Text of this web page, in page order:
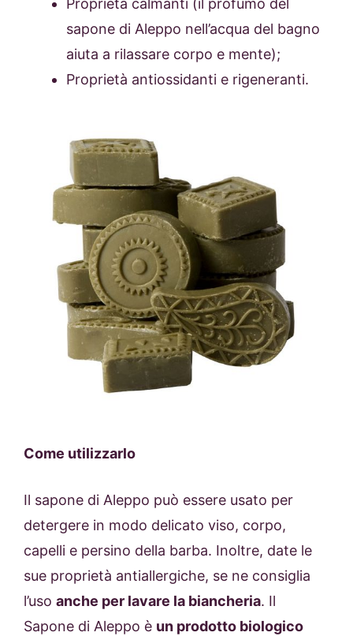
Proprietà calmanti (il profumo del
sapone di Aleppo nell’acqua del bagno
aiuta a rilassare corpo e mente);
Proprietà antiossidanti e rigeneranti.
Come utilizzarlo
Il sapone di Aleppo può essere usato per
detergere in modo delicato viso, corpo,
capelli e persino della barba. Inoltre, date le
sue proprietà antiallergiche, se ne consiglia
l’uso anche per lavare la biancheria. Il
Sapone di Aleppo è un prodotto biologico